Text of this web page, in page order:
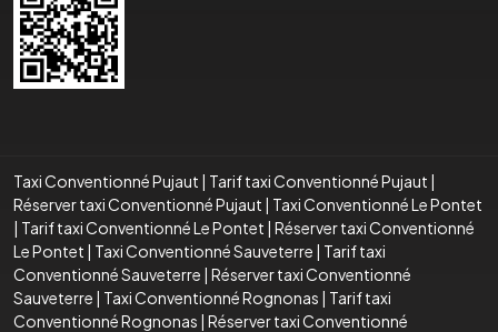
Taxi Conventionné Pujaut | Tarif taxi Conventionné Pujaut |
Réserver taxi Conventionné Pujaut | Taxi Conventionné Le Pontet
| Tarif taxi Conventionné Le Pontet | Réserver taxi Conventionné
Le Pontet | Taxi Conventionné Sauveterre | Tarif taxi
Conventionné Sauveterre | Réserver taxi Conventionné
Sauveterre | Taxi Conventionné Rognonas | Tarif taxi
Conventionné Rognonas | Réserver taxi Conventionné